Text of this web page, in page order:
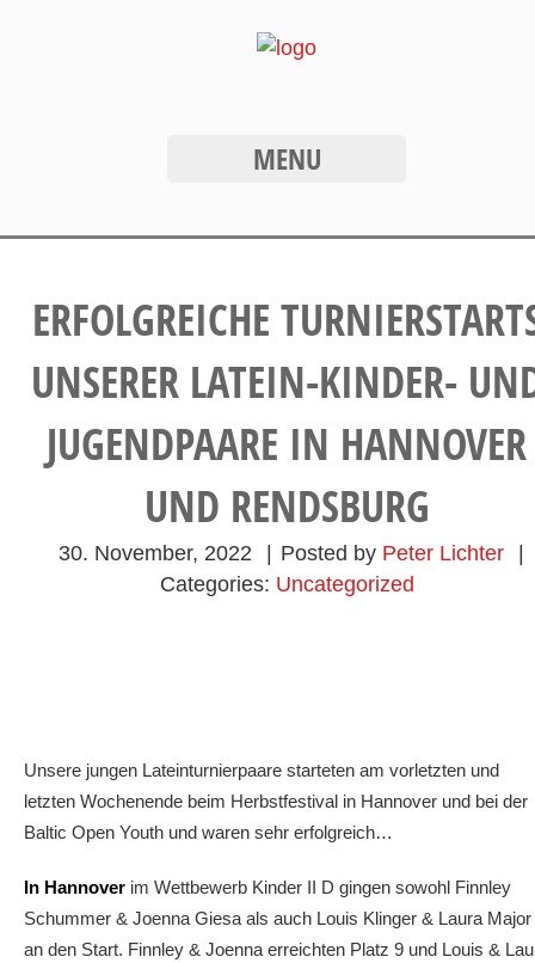
MENU
ERFOLGREICHE
UNSERER LATEIN-KINDER-
JUGENDPAARE IN HANNOVER
UND RENDSBURG
30. November, 2022 Posted by Peter Lichter
Categories: Uncategorized
Unsere jungen Lateinturnierpaare starteten am vorletzten und
letzten Wochenende beim Herbstfestival in Hannover und bei der
Baltic Open Youth und waren sehr erfolgreich…
In Hannover im Wettbewerb Kinder II D gingen sowohl Finnley
Schummer & Joenna Giesa als auch Louis Klinger & Laura Major
an den Start. Finnley & Joenna erreichten Platz 9 und Louis &